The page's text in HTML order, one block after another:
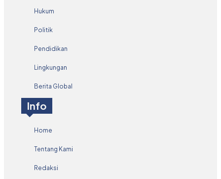
Hukum
Politik
Pendidikan
Lingkungan
Berita Global
Info
Home
Tentang Kami
Redaksi